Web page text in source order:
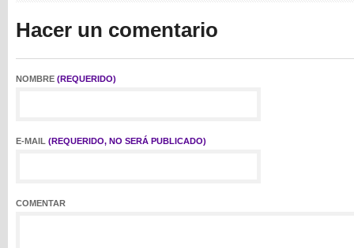
Hacer un comentario
NOMBRE (REQUERIDO)
E-MAIL (REQUERIDO, NO SERÁ PUBLICADO)
COMENTAR
wp-